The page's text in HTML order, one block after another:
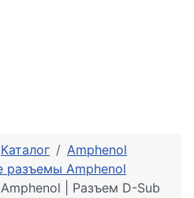
Каталог
Amphenol
разъемы Amphenol
| Разъем D-Sub